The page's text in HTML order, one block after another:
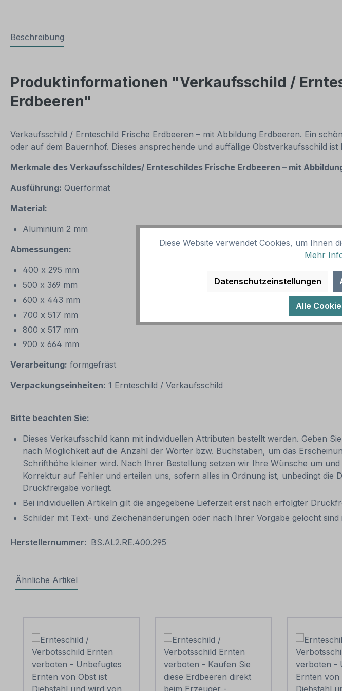
Beschreibung
Produktinformationen "Verkaufsschild /
Erdbeeren"
Verkaufsschild / Ernteschild Frische Erdbeeren – mit Abbildung Erdbeeren. Ein
oder auf dem Bauernhof. Dieses ansprechende und auffällige Obstverkaufsschild
Merkmale des Verkaufsschildes/ Ernteschildes Frische Erdbeeren – mit
Ausführung: Querformat
Material:
Aluminium 2 mm
Abmessungen:
400 x 295 mm
500 x 369 mm
600 x 443 mm
700 x 517 mm
800 x 517 mm
900 x 664 mm
Verarbeitung: formgefräst
Verpackungseinheiten: 1 Ernteschild / Verkaufsschild
Bitte beachten Sie:
Dieses Verkaufsschild kann mit individuellen Attributen bestellt werden. Geben
nach Möglichkeit auf die Anzahl der Wörter bzw. Buchstaben, um das
Schrifthöhe kleiner wird. Nach Ihrer Bestellung setzen wir Ihre Wünsche um
Korrektur auf Fehler und erteilen uns, sofern alles in Ordnung ist, unbedingt
Druckfreigabe vorliegt.
Bei individuellen Artikeln gilt die angegebene Lieferzeit erst nach erfolgter
Schilder mit Text- und Zeichenänderungen oder nach Ihrer Vorgabe gelocht
Herstellernummer: BS.AL2.RE.400.295
Ähnliche Artikel
Diese Website verwendet Cookies, um Ihnen
Mehr
Datenschutzeinstellungen
Alle